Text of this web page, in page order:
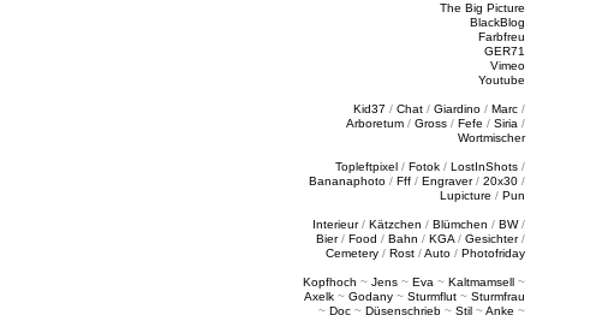
The Big Picture
BlackBlog
Farbfreu
GER71
Vimeo
Youtube
Kid37 / Chat / Giardino / Marc /
Arboretum / Gross / Fefe / Siria /
Wortmischer
Topleftpixel / Fotok / LostInShots /
Bananaphoto / Fff / Engraver/ 20x30 /
Lupicture / Pun
Interieur/ Kätzchen / Blümchen / BW/
Bier/ Food / Bahn / KGA / Gesichter/
Cemetery / Rost /Auto / Photofriday
Kopfhoch ~ Jens ~ Eva ~ Kaltmamsell ~
Axelk ~ Godany ~ Sturmflut ~ Sturmfrau
~ Doc ~ Düsenschrieb ~ Stil ~Anke ~